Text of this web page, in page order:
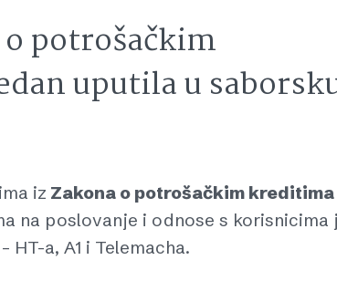
potrošačkim
uputila u
iz Zakona o potrošačkim kreditima
na poslovanje i odnose s korisnicima
a, A1 i Telemacha.